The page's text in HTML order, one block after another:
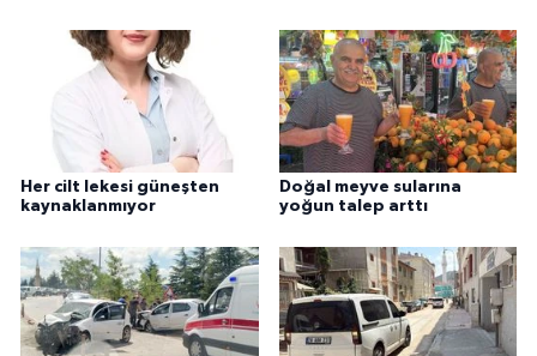
Her cilt lekesi güneşten
kaynaklanmıyor
Doğal meyve sularına
yoğun talep arttı